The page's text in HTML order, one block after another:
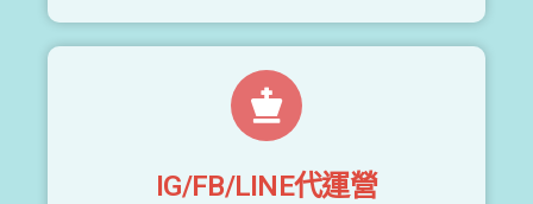
IG/FB/LINE代運營